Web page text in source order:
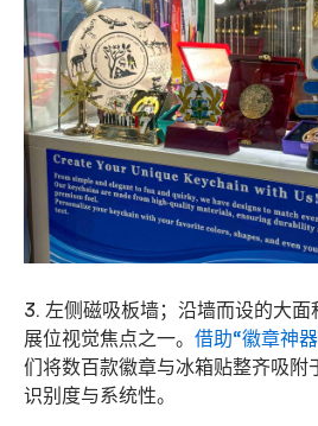
3. 左侧磁吸板墙；沿墙而设的大
展位视觉焦点之一。借助“徽章神
们将数百款徽章与冰箱贴整齐吸附
识别度与系统性。